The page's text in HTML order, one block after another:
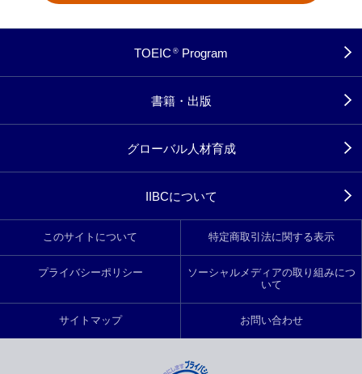
TOEIC ® Program
書籍・出版
グローバル人材育成
IIBCについて
このサイトについて 特定商取引法に関する表示
プライバシーポリシー
ソーシャルメディアの取り組みにつ
いて
サイトマップ お問い合わせ